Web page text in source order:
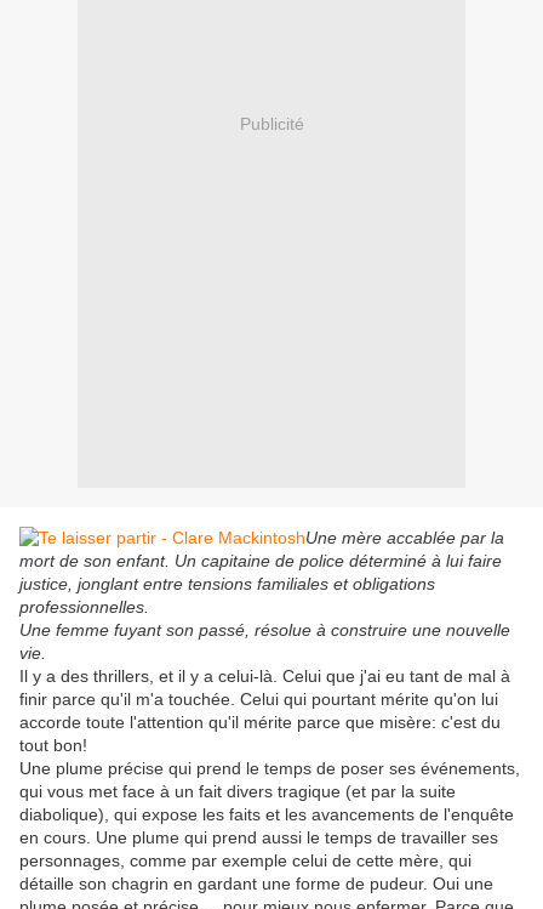
Publicité
Une mère accablée par la
mort de son enfant. Un capitaine de police déterminé à lui faire
justice, jonglant entre tensions familiales et obligations
professionnelles.
Une femme fuyant son passé, résolue à construire une nouvelle
vie.
Il y a des thrillers, et il y a celui-là. Celui que j'ai eu tant de mal à
finir parce qu'il m'a touchée. Celui qui pourtant mérite qu'on lui
accorde toute l'attention qu'il mérite parce que misère: c'est du
tout bon!
Une plume précise qui prend le temps de poser ses événements,
qui vous met face à un fait divers tragique (et par la suite
diabolique), qui expose les faits et les avancements de l'enquête
en cours. Une plume qui prend aussi le temps de travailler ses
personnages, comme par exemple celui de cette mère, qui
détaille son chagrin en gardant une forme de pudeur. Oui une